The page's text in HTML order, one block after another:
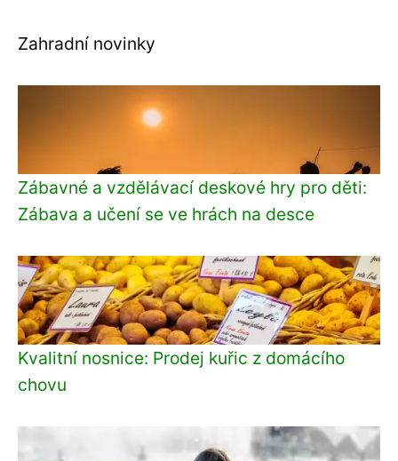
Zahradní novinky
Zábavné a vzdělávací deskové hry pro děti:
Zábava a učení se ve hrách na desce
Kvalitní nosnice: Prodej kuřic z domácího
chovu